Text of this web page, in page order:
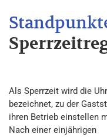
Als Sperrzeit wird die
bezeichnet, zu der
ihren Betrieb einstellen
Nach einer einjährigen